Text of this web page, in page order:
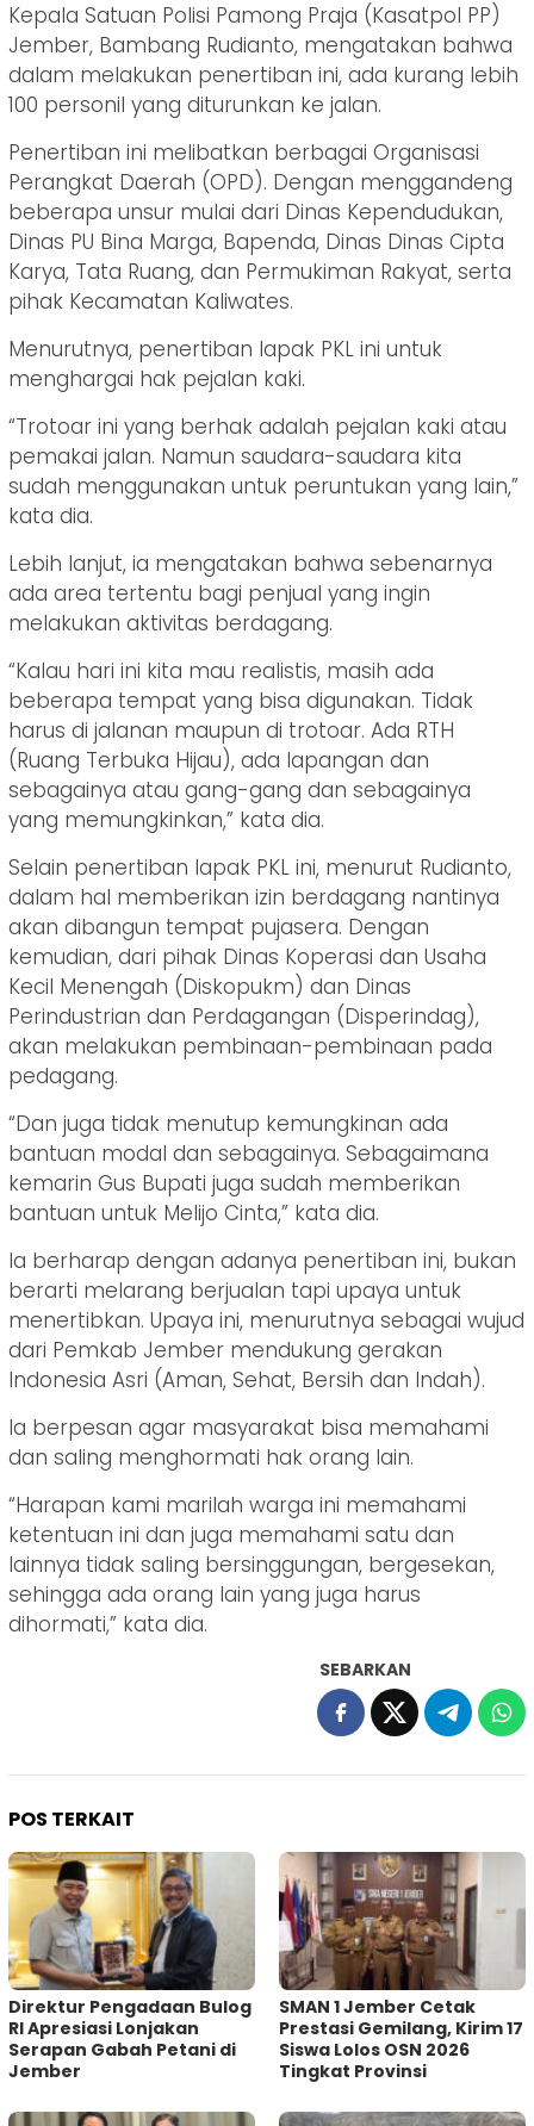
Kepala Satuan Polisi Pamong Praja (Kasatpol PP)
Jember, Bambang Rudianto, mengatakan bahwa
dalam melakukan penertiban ini, ada kurang lebih
100 personil yang diturunkan ke jalan.
Penertiban ini melibatkan berbagai Organisasi
Perangkat Daerah (OPD). Dengan menggandeng
beberapa unsur mulai dari Dinas Kependudukan,
Dinas PU Bina Marga, Bapenda, Dinas Dinas Cipta
Karya, Tata Ruang, dan Permukiman Rakyat, serta
pihak Kecamatan Kaliwates.
Menurutnya, penertiban lapak PKL ini untuk
menghargai hak pejalan kaki.
“Trotoar ini yang berhak adalah pejalan kaki atau
pemakai jalan. Namun saudara-saudara kita
sudah menggunakan untuk peruntukan yang lain,”
kata dia.
Lebih lanjut, ia mengatakan bahwa sebenarnya
ada area tertentu bagi penjual yang ingin
melakukan aktivitas berdagang.
“Kalau hari ini kita mau realistis, masih ada
beberapa tempat yang bisa digunakan. Tidak
harus di jalanan maupun di trotoar. Ada RTH
(Ruang Terbuka Hijau), ada lapangan dan
sebagainya atau gang-gang dan sebagainya
yang memungkinkan,” kata dia.
Selain penertiban lapak PKL ini, menurut Rudianto,
dalam hal memberikan izin berdagang nantinya
akan dibangun tempat pujasera. Dengan
kemudian, dari pihak Dinas Koperasi dan Usaha
Kecil Menengah (Diskopukm) dan Dinas
Perindustrian dan Perdagangan (Disperindag),
akan melakukan pembinaan-pembinaan pada
pedagang.
“Dan juga tidak menutup kemungkinan ada
bantuan modal dan sebagainya. Sebagaimana
kemarin Gus Bupati juga sudah memberikan
bantuan untuk Melijo Cinta,” kata dia.
Ia berharap dengan adanya penertiban ini, bukan
berarti melarang berjualan tapi upaya untuk
menertibkan. Upaya ini, menurutnya sebagai wujud
dari Pemkab Jember mendukung gerakan
Indonesia Asri (Aman, Sehat, Bersih dan Indah).
Ia berpesan agar masyarakat bisa memahami
dan saling menghormati hak orang lain.
“Harapan kami marilah warga ini memahami
ketentuan ini dan juga memahami satu dan
lainnya tidak saling bersinggungan, bergesekan,
sehingga ada orang lain yang juga harus
dihormati,” kata dia.
SEBARKAN
POS TERKAIT
Direktur Pengadaan Bulog
RI Apresiasi Lonjakan
Serapan Gabah Petani di
Jember
SMAN 1 Jember Cetak
Prestasi Gemilang, Kirim 17
Siswa Lolos OSN 2026
Tingkat Provinsi